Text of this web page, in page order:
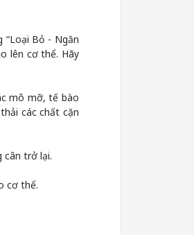
Bỏ - Ngăn
lên cơ thể. Hãy
mô mỡ, tế bào
các chất cặn
cân trở lại.
cơ thể.